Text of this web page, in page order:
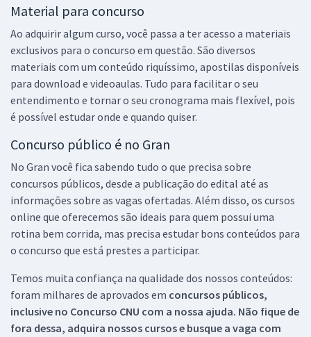
Material para concurso
Ao adquirir algum curso, você passa a ter acesso a materiais
exclusivos para o concurso em questão. São diversos
materiais com um conteúdo riquíssimo, apostilas disponíveis
para download e videoaulas. Tudo para facilitar o seu
entendimento e tornar o seu cronograma mais flexível, pois
é possível estudar onde e quando quiser.
Concurso público é no Gran
No Gran você fica sabendo tudo o que precisa sobre
concursos públicos, desde a publicação do edital até as
informações sobre as vagas ofertadas. Além disso, os cursos
online que oferecemos são ideais para quem possui uma
rotina bem corrida, mas precisa estudar bons conteúdos para
o concurso que está prestes a participar.
Temos muita confiança na qualidade dos nossos conteúdos:
foram milhares de aprovados em concursos públicos,
inclusive no Concurso CNU com a nossa ajuda. Não fique de
fora dessa, adquira nossos cursos e busque a vaga com